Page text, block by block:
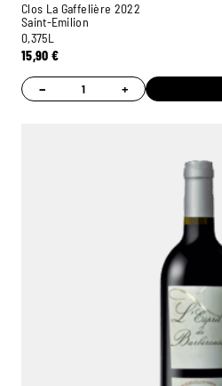
Clos La Gaffelière 2022
Saint-Emilion
0,375L
15,90€
− +